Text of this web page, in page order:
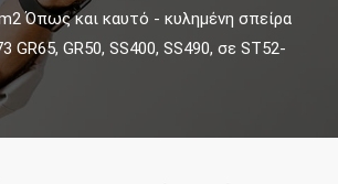
Όπως και καυτό - κυλημένη σπείρα
GR65, GR50, SS400, SS490, σε ST52-